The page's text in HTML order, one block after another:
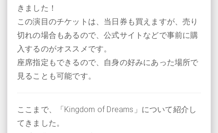
きました！
この演目のチケットは、当日券も買えますが、売り
切れの場合もあるので、公式サイトなどで事前に購
入するのがオススメです。
座席指定もできるので、自身の好みにあった場所で
見ることも可能です。
ここまで、「Kingdom of Dreams」について紹介し
てきました。